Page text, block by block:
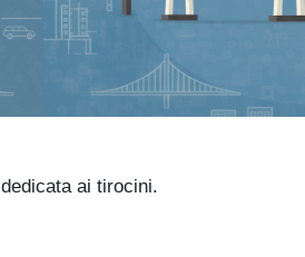
dedicata ai tirocini.